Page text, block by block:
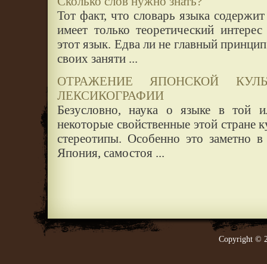
Тот факт, что словарь языка
имеет только теоретический
этот язык. Едва ли не главный
своих заняти ...
ОТРАЖЕНИЕ ЯПОНСКОЙ
ЛЕКСИКОГРАФИИ
Безусловно, наука о языке в той
некоторые свойственные этой стране
стереотипы. Особенно это заметно
Япония, самостоя ...
Copyright ©